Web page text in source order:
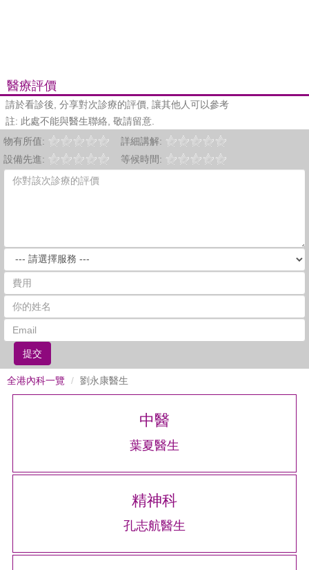
醫療評價
請於看診後, 分享對次診療的評價, 讓其他人可以參考
註: 此處不能與醫生聯絡, 敬請留意.
物有所值:
詳細講解:
設備先進:
等候時間:
提交
全港內科一覽 劉永康醫生
中醫
葉夏醫生
精神科
孔志航醫生